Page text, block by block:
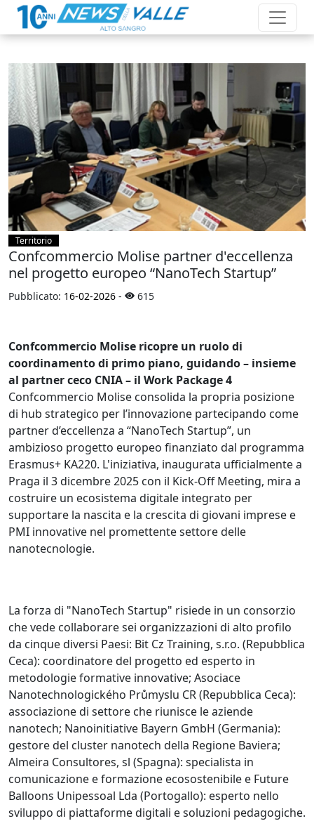
Territorio
Confcommercio Molise partner d'eccellenza
nel progetto europeo “NanoTech Startup”
Pubblicato: 16-02-2026 - 615
Confcommercio Molise ricopre un ruolo di
coordinamento di primo piano, guidando – insieme
al partner ceco CNIA – il Work Package 4
Confcommercio Molise consolida la propria posizione
di hub strategico per l’innovazione partecipando come
partner d’eccellenza a “NanoTech Startup”, un
ambizioso progetto europeo finanziato dal programma
Erasmus+ KA220. L'iniziativa, inaugurata ufficialmente a
Praga il 3 dicembre 2025 con il Kick-Off Meeting, mira a
costruire un ecosistema digitale integrato per
supportare la nascita e la crescita di giovani imprese e
PMI innovative nel promettente settore delle
nanotecnologie.
La forza di "NanoTech Startup" risiede in un consorzio
che vede collaborare sei organizzazioni di alto profilo
da cinque diversi Paesi: Bit Cz Training, s.r.o. (Repubblica
Ceca): coordinatore del progetto ed esperto in
metodologie formative innovative; Asociace
Nanotechnologického Průmyslu CR (Repubblica Ceca):
associazione di settore che riunisce le aziende
nanotech; Nanoinitiative Bayern GmbH (Germania):
gestore del cluster nanotech della Regione Baviera;
Almeira Consultores, sl (Spagna): specialista in
comunicazione e formazione ecosostenibile e Future
Balloons Unipessoal Lda (Portogallo): esperto nello
sviluppo di piattaforme digitali e soluzioni pedagogiche.